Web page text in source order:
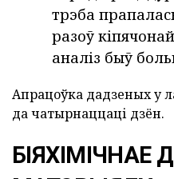
трэба
разоў
аналіз быў
Апрацоўка дадзеных у
да чатырнаццаці дзён.